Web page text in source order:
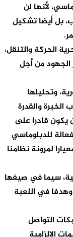
لأنها لن
بل أيضا تشكيل
الحركة والتنقل،
الجهود من أجل
وتحليلها
والقدرة
يكون قادرا على
للدبلوماسي
لمرونة نظامنا
سيما في صيغها
وهدفا في اللعبة
التواصل